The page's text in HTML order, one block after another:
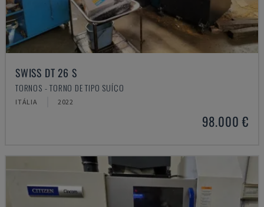
SWISS DT 26 S
TORNOS - TORNO DE TIPO SUÍÇO
ITÁLIA 2022
98.000 €